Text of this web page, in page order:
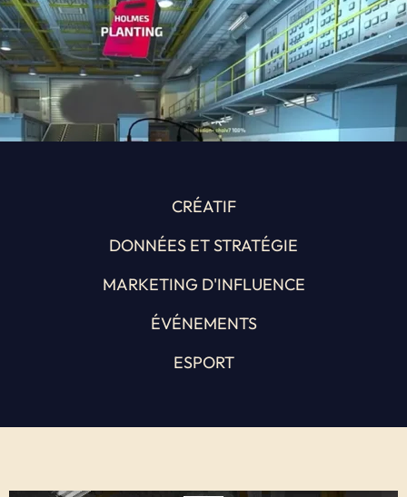
CRÉATIF
DONNÉES ET STRATÉGIE
MARKETING D'INFLUENCE
ÉVÉNEMENTS
ESPORT